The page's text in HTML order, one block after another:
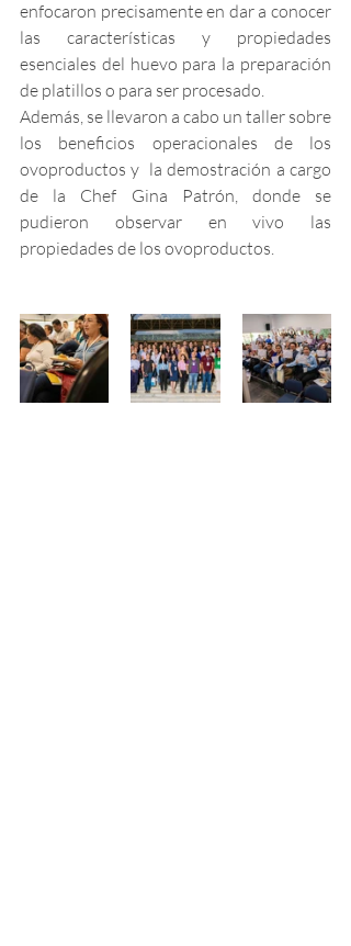
enfocaron precisamente en dar a conocer
las características y propiedades
esenciales del huevo para la preparación
de platillos o para ser procesado.
Además, se llevaron a cabo un taller sobre
los beneficios operacionales de los
ovoproductos y  la demostración a cargo
de la Chef Gina Patrón, donde se
pudieron observar en vivo las
propiedades de los ovoproductos.